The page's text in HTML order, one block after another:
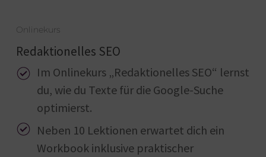
Onlinekurs
Redaktionelles SEO
Im Onlinekurs „Redaktionelles SEO“ lernst
du, wie du Texte für die Google-Suche
optimierst.
Neben 10 Lektionen erwartet dich ein
Workbook inklusive praktischer